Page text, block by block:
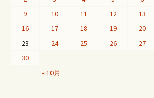
9
10 11 12 13
16
17 18 19 20
23
24 25 26 27
30
« 10月